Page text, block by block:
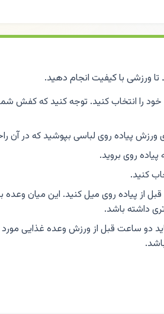
ورزشی با کیفیت انجام دهید.
را انتخاب کنید. توجه کنید که کفش
ورزش پیاده روی لباسی بپوشید که در آن
روی بروید.
کنید.
از پیاده روی میل کنید. این میان وعده
داشته باشد.
دو ساعت قبل از ورزش وعده غذایی مورد